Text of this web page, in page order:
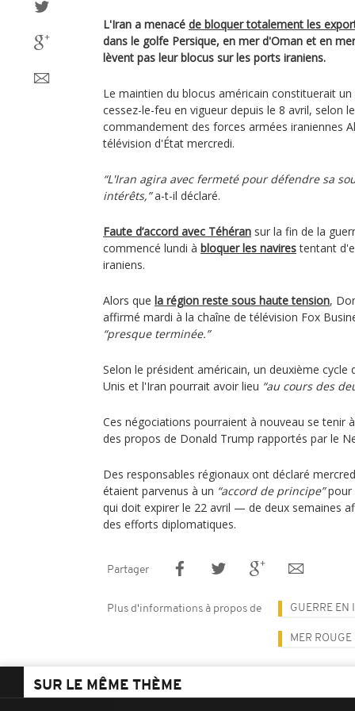
L'Iran a menacé de bloquer totalement les
dans le golfe Persique, en mer d'Oman et en
lèvent pas leur blocus sur les ports iraniens.
Le maintien du blocus américain constituerait un
cessez-le-feu en vigueur depuis le 8 avril, selon
commandement des forces armées iraniennes
télévision d'État mercredi.
“L'Iran agira avec fermeté pour défendre sa
intérêts,”a-t-il déclaré.
Faute d’accord avec Téhéran sur la fin de la
commencé lundi à bloquer les navirestentant
iraniens.
Alors que la région reste sous haute tension,
affirmé mardi à la chaîne de télévision Fox
“presque terminée.”
Selon le président américain, un deuxième cycle
Unis et l'Iran pourrait avoir lieu “au cours des
Ces négociations pourraient à nouveau se tenir
des propos de Donald Trump rapportés par le
Des responsables régionaux ont déclaré
étaient parvenus à un “accord de principe”pour
qui doit expirer le 22 avril — de deux semaines
des efforts diplomatiques.
Partager
Plus d'informations à propos de GUERRE EN
MER ROUGE
SUR LE MÊME THÈME